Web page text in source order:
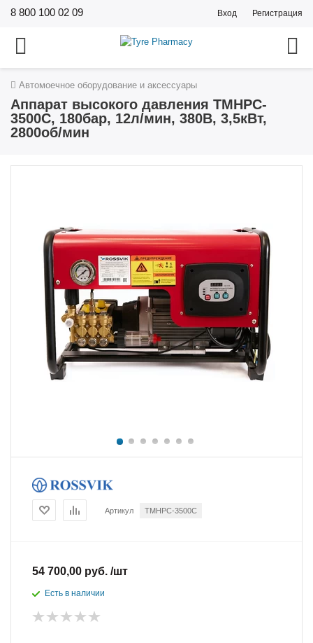
8 800 100 02 09 Вход Регистрация
Автомоечное оборудование и аксессуары
Аппарат высокого давления TMHPC-
3500C, 180бар, 12л/мин, 380В, 3,5кВт,
2800об/мин
Артикул TMHPC-3500C
54 700,00 руб. /шт
Есть в наличии